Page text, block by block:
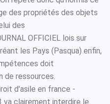
des propriétés des objets
des
OFFICIEL lois sur
les Pays (Pasqua) enfin,
doit
de ressources.
d'asile en france -
va clairement interdire le